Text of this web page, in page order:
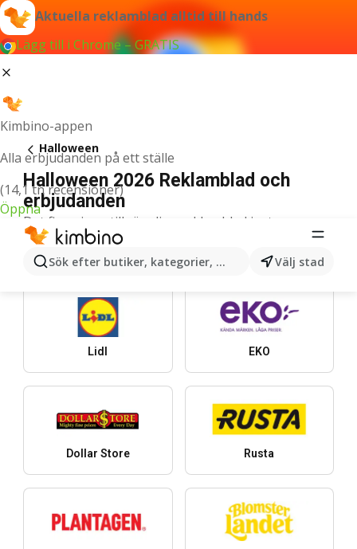
Aktuella reklamblad alltid till hands
Lägg till i Chrome – GRATIS
Kimbino-appen
Alla erbjudanden på ett ställe
(14,1 tn recensioner)
Öppna
Sök efter butiker, kategorier, produkter...Välj stad
Halloween
Halloween 2026 Reklamblad och
erbjudanden
Det finns inga tillgängliga reklamblad just nu.
De bästa butikerna
Lidl EKO
Dollar Store Rusta